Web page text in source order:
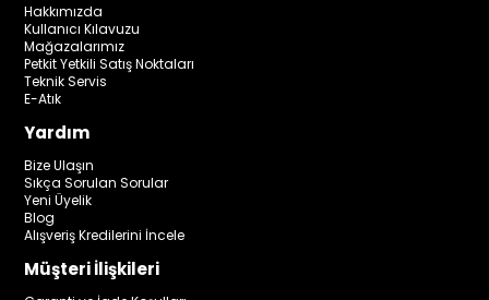
Hakkımızda
Kullanıcı Kılavuzu
Mağazalarımız
Petkit Yetkili Satış Noktaları
Teknik Servis
E-Atık
Yardım
Bize Ulaşın
Sıkça Sorulan Sorular
Yeni Üyelik
Blog
Alışveriş Kredilerini İncele
Müşteri İlişkileri